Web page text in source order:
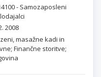
- Samozaposleni
2008
masažne kadi in
Finančne storitve;